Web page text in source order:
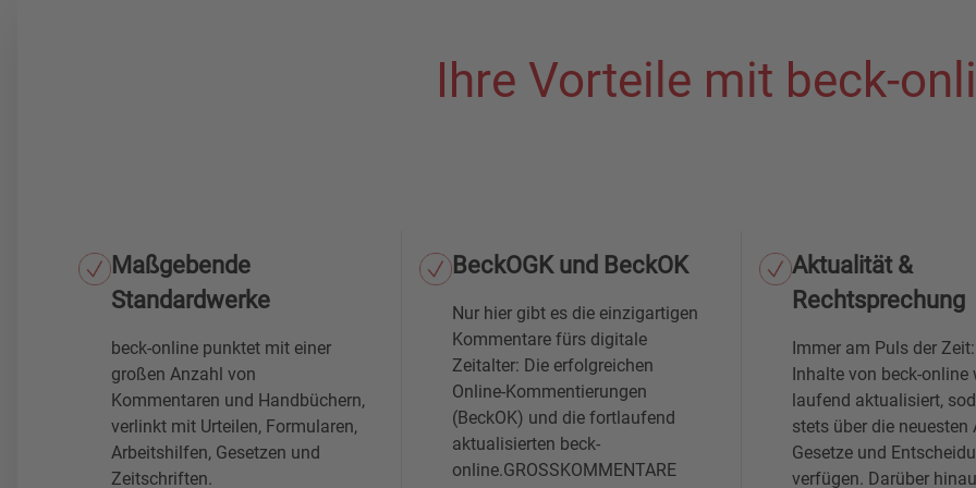
Ihre Vorteile mit beck-
Maßgebende
Standardwerke
beck-online punktet mit einer
großen Anzahl von
Kommentaren und Handbüchern,
verlinkt mit Urteilen, Formularen,
Arbeitshilfen, Gesetzen und
Zeitschriften.
BeckOGK und BeckOK
Nur hier gibt es die einzigartigen
Kommentare fürs digitale
Zeitalter: Die erfolgreichen
Online-Kommentierungen
(BeckOK) und die fortlaufend
aktualisierten beck-
online.GROSSKOMMENTARE
Aktualität &
Rechtsprechung
Immer am Puls der
Inhalte von beck-online
laufend aktualisiert,
stets über die neuesten
Gesetze und
verfügen. Darüber